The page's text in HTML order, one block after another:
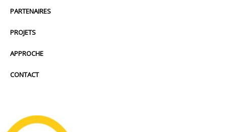
PARTENAIRES
PROJETS
APPROCHE
CONTACT